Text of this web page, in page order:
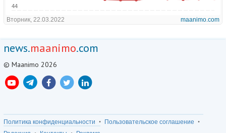
news.maanimo.com
© Maanimo 2026
Политика конфиденциальности
Пользовательское соглашение